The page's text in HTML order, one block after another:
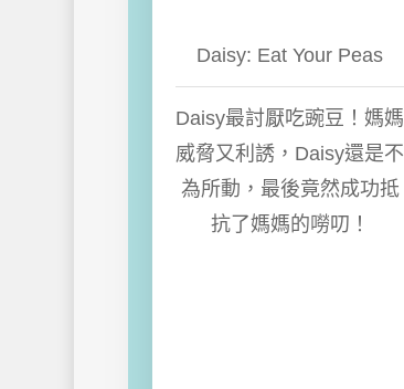
Daisy: Eat Your Peas
Daisy最討厭吃豌豆！媽媽
威脅又利誘，Daisy還是不
為所動，最後竟然成功抵
抗了媽媽的嘮叨！